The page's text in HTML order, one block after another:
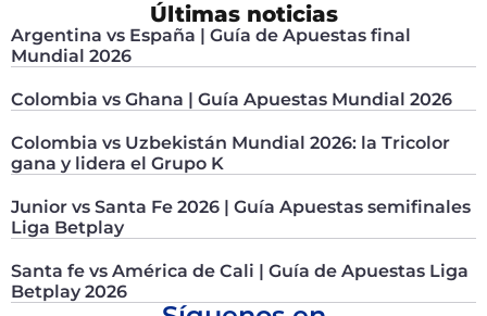
Últimas noticias
Argentina vs España | Guía de Apuestas final
Mundial 2026
Colombia vs Ghana | Guía Apuestas Mundial 2026
Colombia vs Uzbekistán Mundial 2026: la Tricolor
gana y lidera el Grupo K
Junior vs Santa Fe 2026 | Guía Apuestas semifinales
Liga Betplay
Santa fe vs América de Cali | Guía de Apuestas Liga
Betplay 2026